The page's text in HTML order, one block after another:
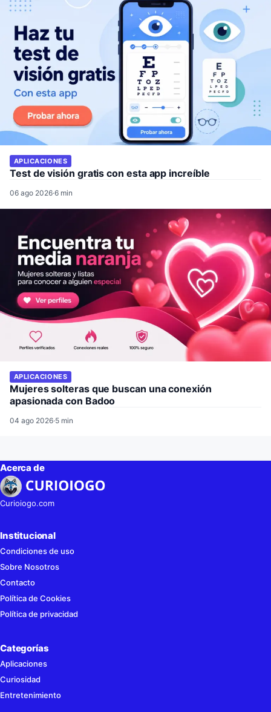
APLICACIONES
Test de visión gratis con esta app increíble
06 ago 2026·6 min
APLICACIONES
Mujeres solteras que buscan una conexión
apasionada con Badoo
04 ago 2026·5 min
Acerca de
Curioiogo.com
Institucional
Condiciones de uso
Sobre Nosotros
Contacto
Política de Cookies
Política de privacidad
Categorías
Aplicaciones
Curiosidad
Entretenimiento